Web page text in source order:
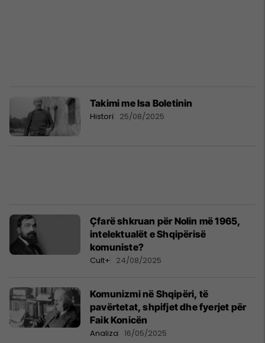
Takimi me Isa Boletinin
Histori 25/08/2025
Çfarë shkruan për Nolin më 1965,
intelektualët e Shqipërisë
komuniste?
Cult+ 24/08/2025
Komunizmi në Shqipëri, të
pavërtetat, shpifjet dhe fyerjet për
Faik Konicën
Analiza 16/05/2025